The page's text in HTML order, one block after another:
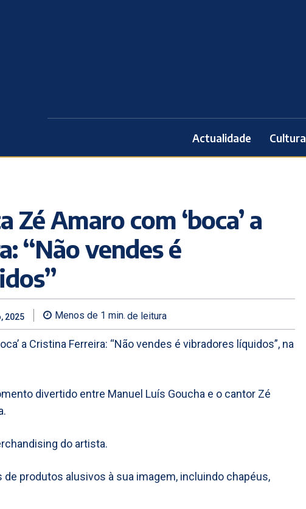
Actualidade Cultura
Zé Amaro com ‘boca’ a
“Não vendes é
2025 Menos de 1 min. de leitura
a Cristina Ferreira: “Não vendes é vibradores líquidos”, na
divertido entre Manuel Luís Goucha e o cantor Zé
do artista.
produtos alusivos à sua imagem, incluindo chapéus,